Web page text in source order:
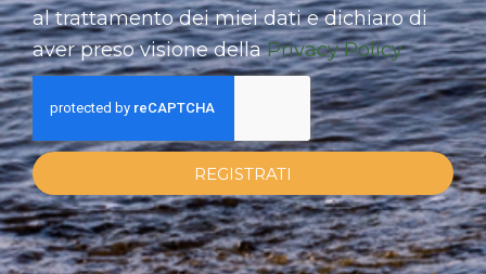
al trattamento dei miei dati e dichiaro di
aver preso visione dellaPrivacy Policy
REGISTRATI